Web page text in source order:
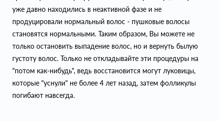
уже давно находились в неактивной фазе и не
продуцировали нормальный волос - пушковые волосы
становятся нормальными. Таким образом, Вы можете не
только остановить выпадение волос, но и вернуть былую
густоту волос. Только не откладывайте эти процедуры на
"потом как-нибудь", ведь восстановится могут луковицы,
которые "уснули" не более 4 лет назад, затем фолликулы
погибают навсегда.